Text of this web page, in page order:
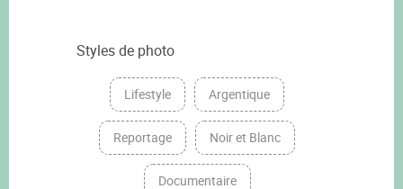
Styles de photo
Lifestyle Argentique
Reportage Noir et Blanc
Documentaire